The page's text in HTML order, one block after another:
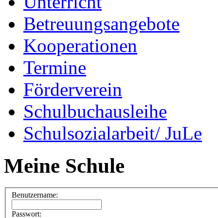
Betreuungsangebote
Kooperationen
Termine
Förderverein
Schulbuchausleihe
Schulsozialarbeit/ JuLe
Meine Schule
Benutzername:
Passwort: